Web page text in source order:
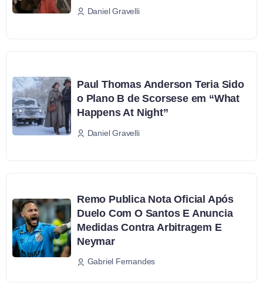
Daniel Gravelli
Paul Thomas Anderson Teria Sido
o Plano B de Scorsese em “What
Happens At Night”
Daniel Gravelli
Remo Publica Nota Oficial Após
Duelo Com O Santos E Anuncia
Medidas Contra Arbitragem E
Neymar
Gabriel Fernandes